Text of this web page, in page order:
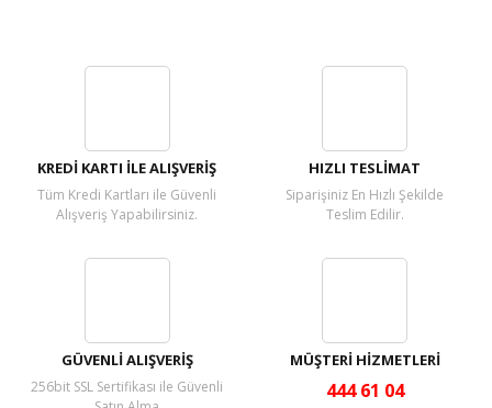
KREDİ KARTI İLE ALIŞVERİŞ
Tüm Kredi Kartları ile Güvenli
Alışveriş Yapabilirsiniz.
HIZLI TESLİMAT
Siparişiniz En Hızlı Şekilde
Teslim Edilir.
GÜVENLİ ALIŞVERİŞ
256bit SSL Sertifikası ile Güvenli
MÜŞTERİ HİZMETLERİ
444 61 04